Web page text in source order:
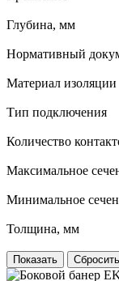
Глубина, мм
Нормативный
Материал изоляции
Тип подключения
Количество
Максимальное
Минимальное
Толщина, мм
Сбросить